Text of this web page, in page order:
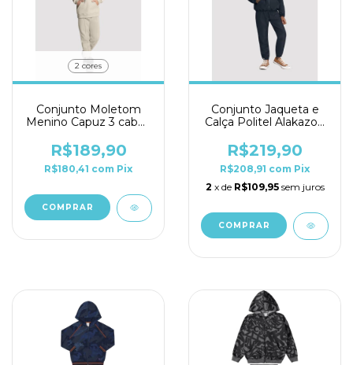
2 cores
Conjunto Moletom
Menino Capuz 3 cabos
R$189,90
R$180,41 com Pix
COMPRAR
Conjunto Jaqueta e
Calça Politel Alakazoo
R$219,90
R$208,91 com Pix
2 x de R$109,95 sem juros
COMPRAR